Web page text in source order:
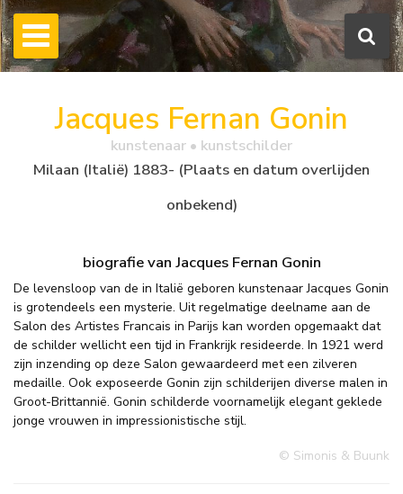
Jacques Fernan Gonin
kunstenaar • kunstschilder
Milaan (Italië) 1883- (Plaats en datum overlijden
onbekend)
biografie van Jacques Fernan Gonin
De levensloop van de in Italië geboren kunstenaar Jacques Gonin
is grotendeels een mysterie. Uit regelmatige deelname aan de
Salon des Artistes Francais in Parijs kan worden opgemaakt dat
de schilder wellicht een tijd in Frankrijk resideerde. In 1921 werd
zijn inzending op deze Salon gewaardeerd met een zilveren
medaille. Ook exposeerde Gonin zijn schilderijen diverse malen in
Groot-Brittannië. Gonin schilderde voornamelijk elegant geklede
jonge vrouwen in impressionistische stijl.
© Simonis & Buunk